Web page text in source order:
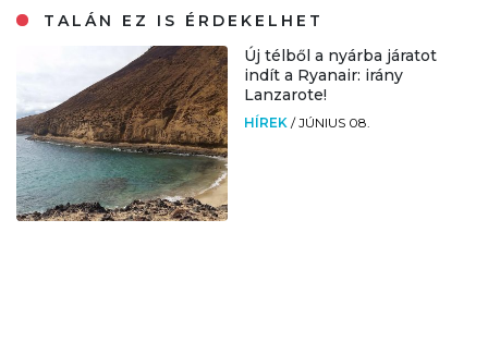
TALÁN EZ IS ÉRDEKELHET
Új télből a nyárba járatot
indít a Ryanair: irány
Lanzarote!
HÍREK /JÚNIUS 08.